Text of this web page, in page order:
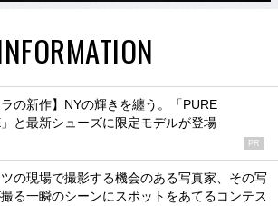
ラの新作】NYの輝きを纏う。「PURE
と最新シューズに限定モデルが登場
PR
の現場で撮影する機会のある写真家、その写
る一瞬のシーンにスポットをあてるコンテス